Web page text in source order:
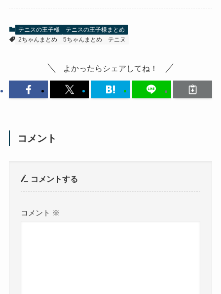
テニスの王子様
テニスの王子様まとめ
2ちゃんまとめ
5ちゃんまとめ テニヌ
よかったらシェアしてね！
コメント
コメントする
コメント ※